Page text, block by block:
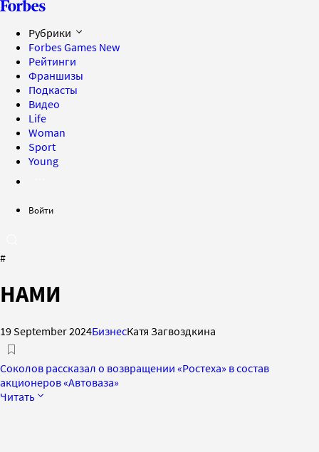
Рубрики
Forbes Games New
Рейтинги
Франшизы
Подкасты
Видео
Life
Woman
Sport
Young
Войти
#
НАМИ
19 September 2024БизнесКатя Загвоздкина
Соколов рассказал о возвращении «Ростеха» в состав
акционеров «Автоваза»
Читать